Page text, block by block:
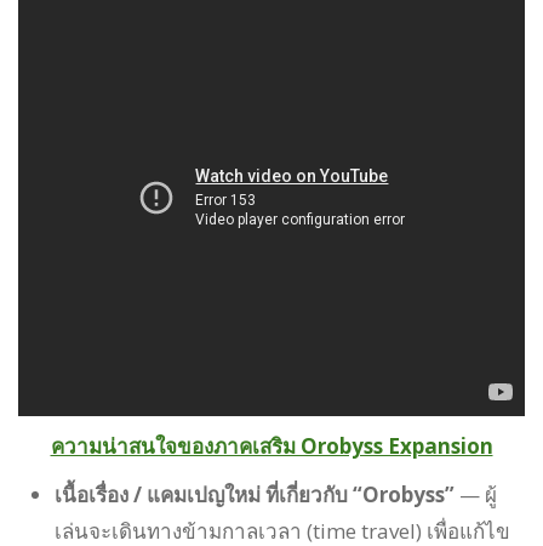
ความน่าสนใจของภาคเสริม Orobyss Expansion
เนื้อเรื่อง / แคมเปญใหม่ ที่เกี่ยวกับ “Orobyss” — ผู้
เล่นจะเดินทางข้ามกาลเวลา (time travel) เพื่อแก้ไข